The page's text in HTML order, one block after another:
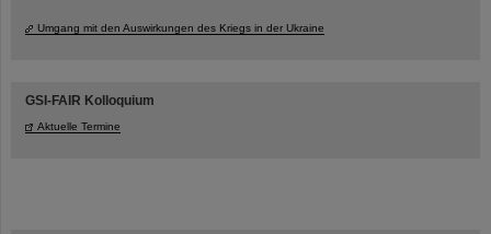
Umgang mit den Auswirkungen des Kriegs in der Ukraine
GSI-FAIR Kolloquium
Aktuelle Termine